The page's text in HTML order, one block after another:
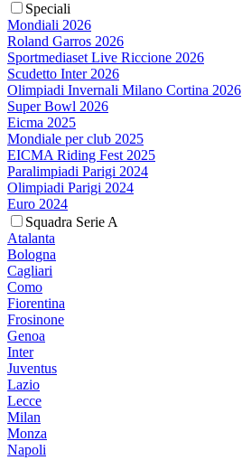
Speciali
Mondiali 2026
Roland Garros 2026
Sportmediaset Live Riccione 2026
Scudetto Inter 2026
Olimpiadi Invernali Milano Cortina 2026
Super Bowl 2026
Eicma 2025
Mondiale per club 2025
EICMA Riding Fest 2025
Paralimpiadi Parigi 2024
Olimpiadi Parigi 2024
Euro 2024
Squadra Serie A
Atalanta
Bologna
Cagliari
Como
Fiorentina
Frosinone
Genoa
Inter
Juventus
Lazio
Lecce
Milan
Monza
Napoli